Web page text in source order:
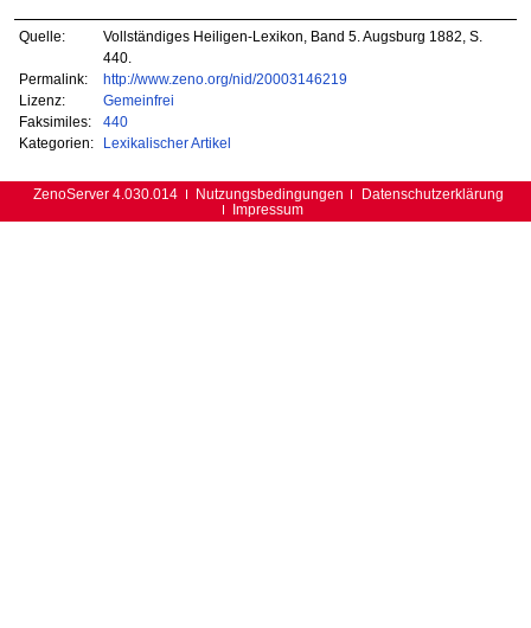
Quelle:
Vollständiges Heiligen-Lexikon, Band 5. Augsburg 1882, S.
440.
Permalink:
http://www.zeno.org/nid/20003146219
Lizenz:
Gemeinfrei
Faksimiles:
440
Kategorien:
Lexikalischer Artikel
ZenoServer 4.030.014 Nutzungsbedingungen
Datenschutzerklärung
Impressum